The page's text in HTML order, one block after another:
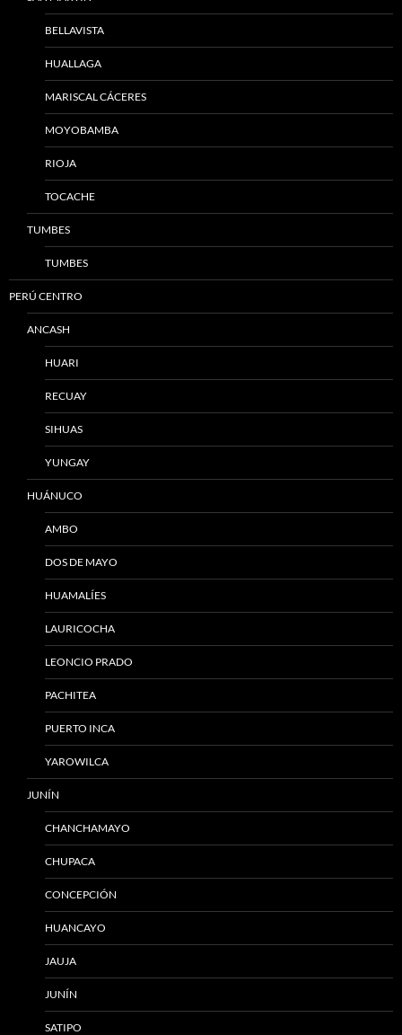
BELLAVISTA
HUALLAGA
MARISCAL CÁCERES
MOYOBAMBA
RIOJA
TOCACHE
TUMBES
TUMBES
PERÚ CENTRO
ANCASH
HUARI
RECUAY
SIHUAS
YUNGAY
HUÁNUCO
AMBO
DOS DE MAYO
HUAMALÍES
LAURICOCHA
LEONCIO PRADO
PACHITEA
PUERTO INCA
YAROWILCA
JUNÍN
CHANCHAMAYO
CHUPACA
CONCEPCIÓN
HUANCAYO
JAUJA
JUNÍN
SATIPO